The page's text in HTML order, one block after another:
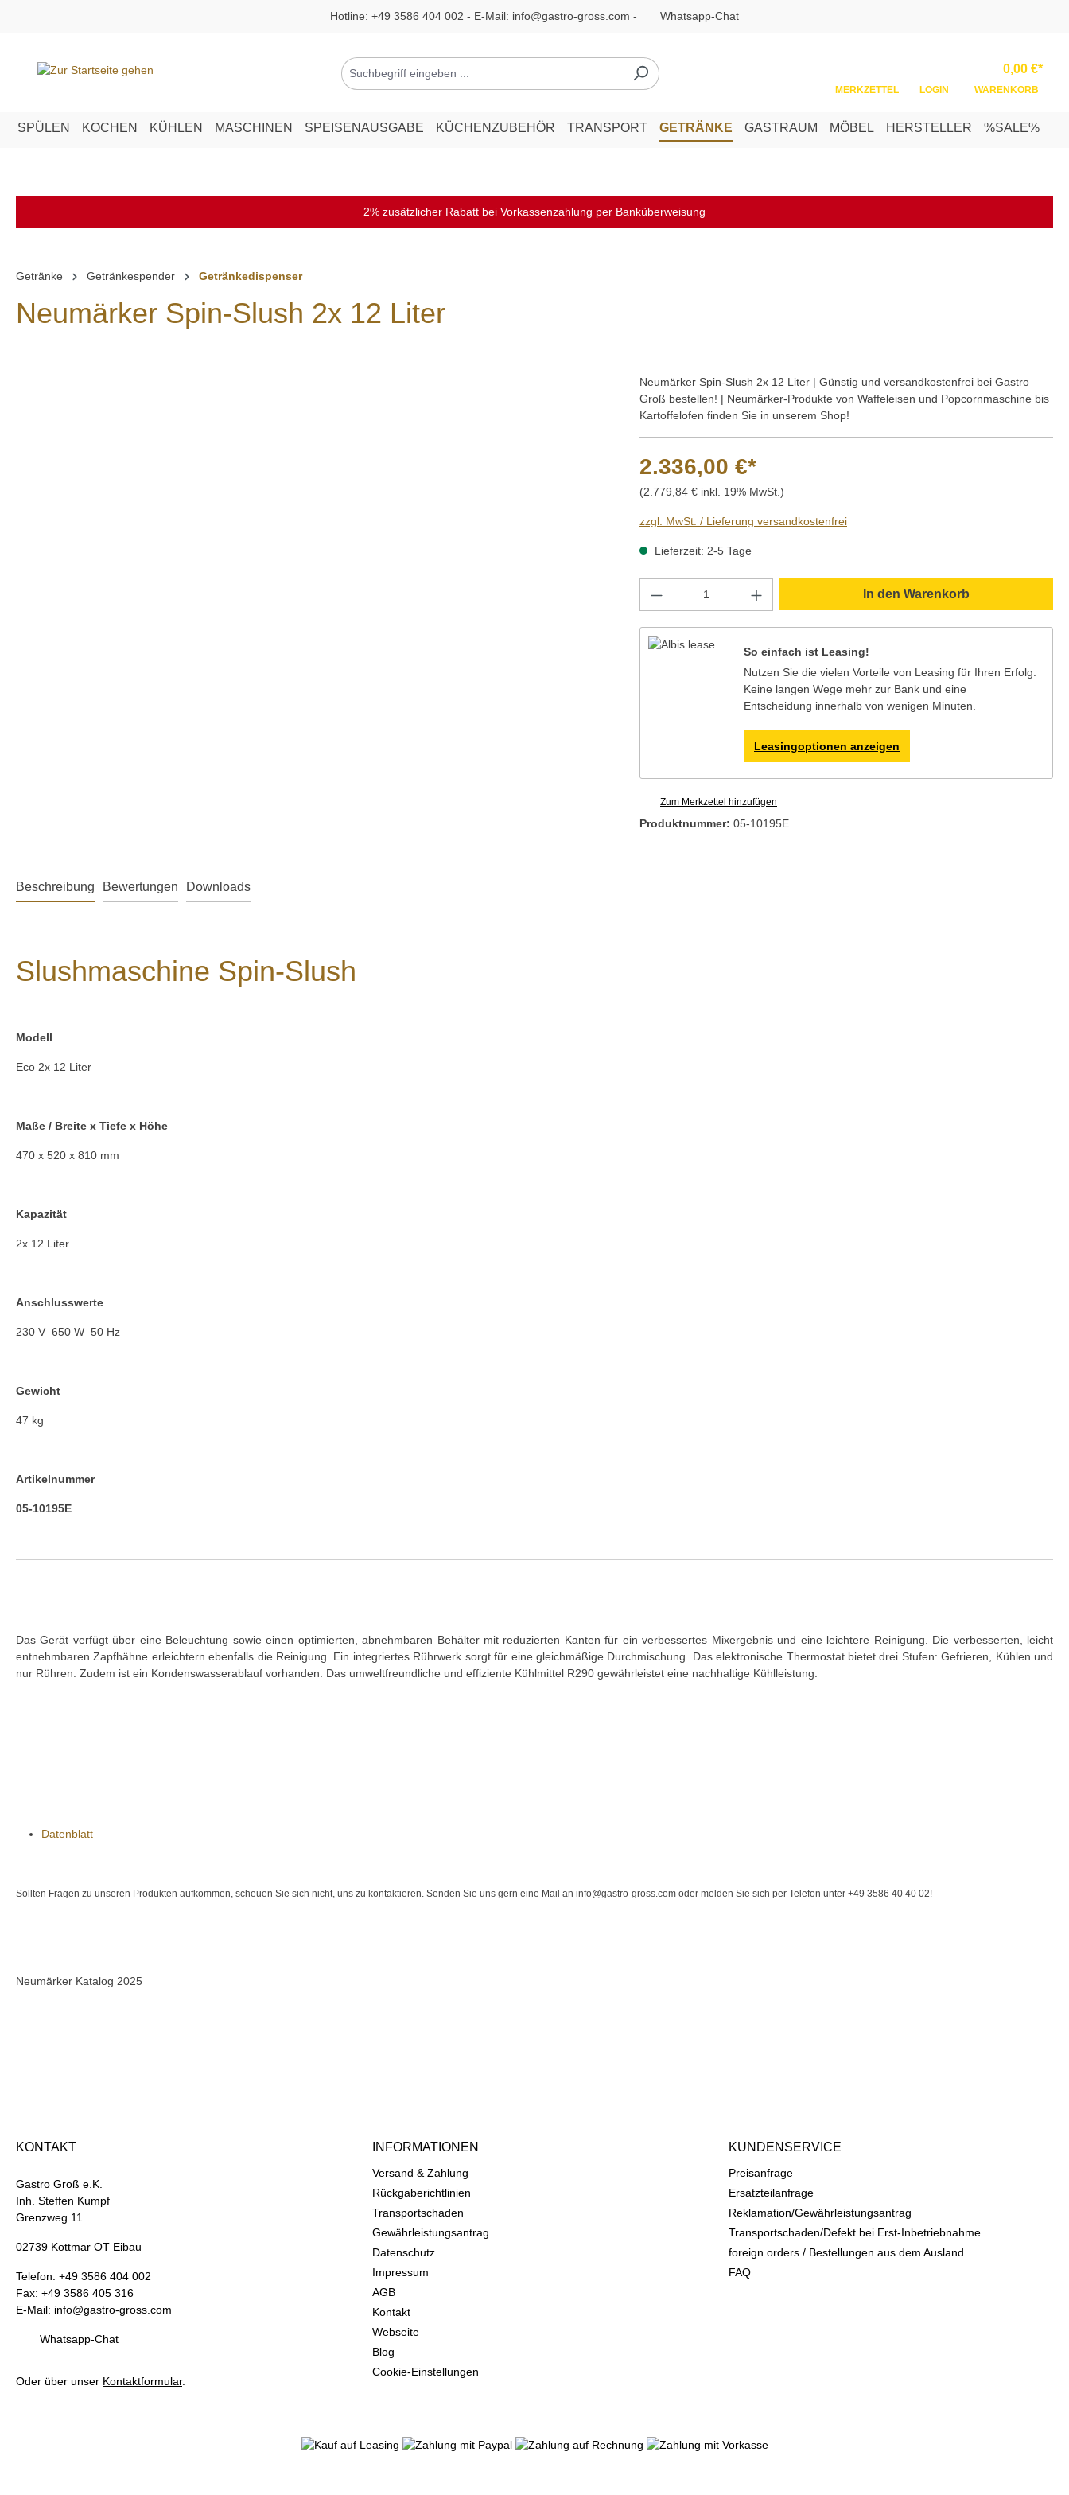
Hotline: +49 3586 404 002 - E-Mail: info@gastro-gross.com - Whatsapp-Chat
MERKZETTEL LOGIN
0,00 €*
WARENKORB
SPÜLEN KOCHEN KÜHLEN MASCHINEN SPEISENAUSGABE KÜCHENZUBEHÖR TRANSPORT GETRÄNKE GASTRAUM MÖBEL HERSTELLER %SALE%
2% zusätzlicher Rabatt bei Vorkassenzahlung per Banküberweisung
Getränke Getränkespender Getränkedispenser
Neumärker Spin-Slush 2x 12 Liter
Neumärker Spin-Slush 2x 12 Liter | Günstig und versandkostenfrei bei Gastro
Groß bestellen! | Neumärker-Produkte von Waffeleisen und Popcornmaschine bis
Kartoffelofen finden Sie in unserem Shop!
2.336,00 €*
(2.779,84 € inkl. 19% MwSt.)
zzgl. MwSt. / Lieferung versandkostenfrei
Lieferzeit: 2-5 Tage
Produkt Anzahl: Gib den gewünschten Wert ein
In den Warenkorb
So einfach ist Leasing!
Nutzen Sie die vielen Vorteile von Leasing für Ihren Erfolg.
Keine langen Wege mehr zur Bank und eine
Entscheidung innerhalb von wenigen Minuten.
Leasingoptionen anzeigen
Zum Merkzettel hinzufügen
Produktnummer: 05-10195E
Beschreibung Bewertungen Downloads
Slushmaschine Spin-Slush
Modell
Eco 2x 12 Liter
Maße / Breite x Tiefe x Höhe
470 x 520 x 810 mm
Kapazität
2x 12 Liter
Anschlusswerte
230 V 650 W 50 Hz
Gewicht
47 kg
Artikelnummer
05-10195E
Das Gerät verfügt über eine Beleuchtung sowie einen optimierten, abnehmbaren Behälter mit reduzierten Kanten für ein verbessertes Mixergebnis und eine leichtere Reinigung. Die verbesserten, leicht
entnehmbaren Zapfhähne erleichtern ebenfalls die Reinigung. Ein integriertes Rührwerk sorgt für eine gleichmäßige Durchmischung. Das elektronische Thermostat bietet drei Stufen: Gefrieren, Kühlen und
nur Rühren. Zudem ist ein Kondenswasserablauf vorhanden. Das umweltfreundliche und effiziente Kühlmittel R290 gewährleistet eine nachhaltige Kühlleistung.
Datenblatt
Sollten Fragen zu unseren Produkten aufkommen, scheuen Sie sich nicht, uns zu kontaktieren. Senden Sie uns gern eine Mail an info@gastro-gross.com oder melden Sie sich per Telefon unter +49 3586 40 40 02!
Neumärker Katalog 2025
KONTAKT
Gastro Groß e.K.
Inh. Steffen Kumpf
Grenzweg 11
02739 Kottmar OT Eibau
Telefon: +49 3586 404 002
Fax: +49 3586 405 316
E-Mail: info@gastro-gross.com
Whatsapp-Chat
Oder über unser Kontaktformular.
INFORMATIONEN
Versand & Zahlung
Rückgaberichtlinien
Transportschaden
Gewährleistungsantrag
Datenschutz
Impressum
AGB
Kontakt
Webseite
Blog
Cookie-Einstellungen
KUNDENSERVICE
Preisanfrage
Ersatzteilanfrage
Reklamation/Gewährleistungsantrag
Transportschaden/Defekt bei Erst-Inbetriebnahme
foreign orders / Bestellungen aus dem Ausland
FAQ